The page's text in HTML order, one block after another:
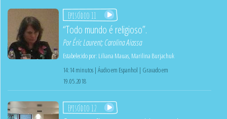
Episódio 11
“Todo mundo é religioso”.
PorÉric Laurent;Carolina Aiassa
Estabelecido por: Liliana Mauas, Marilina Burjachuk
14:14 minutos | Áudio em Espanhol | Gravado em
19.05.2018
Episódio 12